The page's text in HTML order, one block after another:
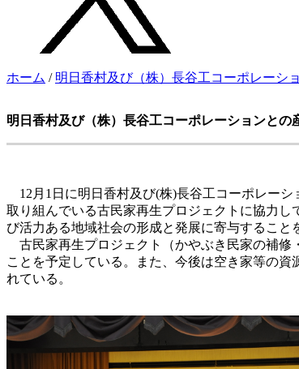
ホーム / 明日香村及び（株）長谷工コーポレーシ
明日香村及び（株）長谷工コーポレーションとの
12月1日に明日香村及び(株)長谷工コーポレー
取り組んでいる古民家再生プロジェクトに協力
び活力ある地域社会の形成と発展に寄与すること
古民家再生プロジェクト（かやぶき民家の補修
ことを予定している。また、今後は空き家等の
れている。